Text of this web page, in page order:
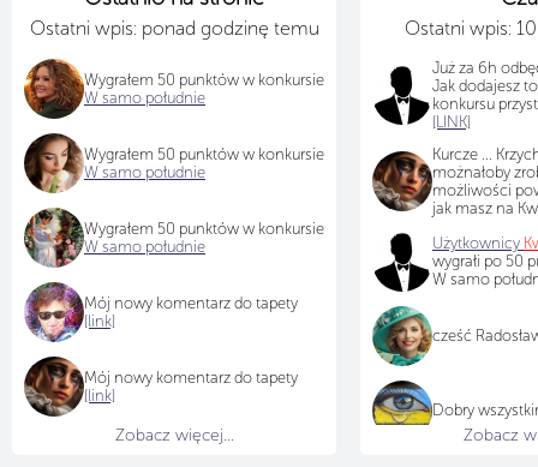
Ostatni wpis: ponad godzinę temu
Wygrałem 50 punktów w konkursie
W samo południe
Wygrałem 50 punktów w konkursie
W samo południe
Wygrałem 50 punktów w konkursie
W samo południe
Mój nowy komentarz do tapety
[link]
Mój nowy komentarz do tapety
[link]
Zobacz więcej...
Ostatni wpis:
Już za 6h
Jak dodajesz
konkursu
[LINK]
Kurcze ...
możnałoby
możliwości
jak masz na
Użytkownicy
wygrałi po 50
W samo
cześć
Dobry
Zobacz